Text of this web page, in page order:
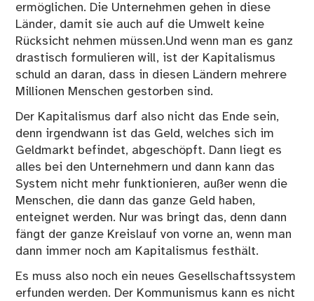
ermöglichen. Die Unternehmen gehen in diese
Länder, damit sie auch auf die Umwelt keine
Rücksicht nehmen müssen.Und wenn man es ganz
drastisch formulieren will, ist der Kapitalismus
schuld an daran, dass in diesen Ländern mehrere
Millionen Menschen gestorben sind.
Der Kapitalismus darf also nicht das Ende sein,
denn irgendwann ist das Geld, welches sich im
Geldmarkt befindet, abgeschöpft. Dann liegt es
alles bei den Unternehmern und dann kann das
System nicht mehr funktionieren, außer wenn die
Menschen, die dann das ganze Geld haben,
enteignet werden. Nur was bringt das, denn dann
fängt der ganze Kreislauf von vorne an, wenn man
dann immer noch am Kapitalismus festhält.
Es muss also noch ein neues Gesellschaftssystem
erfunden werden. Der Kommunismus kann es nicht